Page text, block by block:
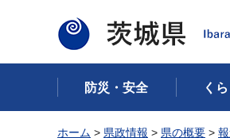
茨城県
防災・安全 く
ホーム > 県政情報 > 県の概要 >